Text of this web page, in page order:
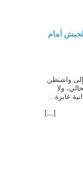
أمام
واشنطن
ولا
عابرة...
[...]